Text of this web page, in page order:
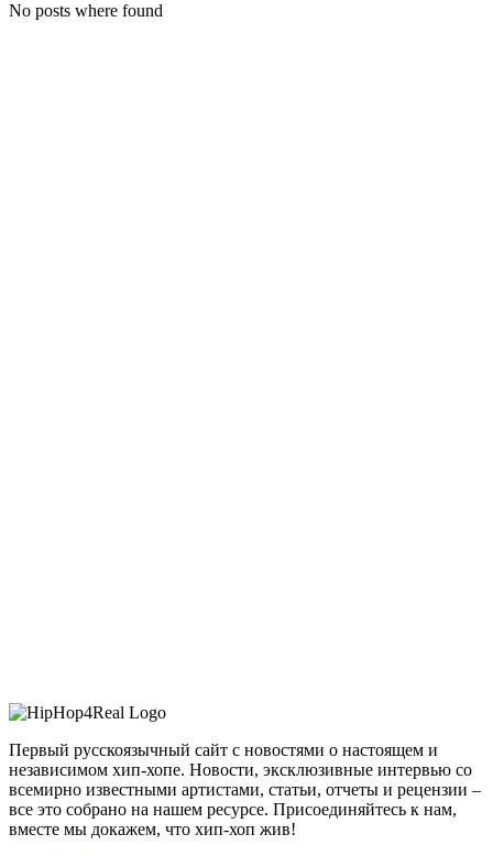
No posts where found
Первый русскоязычный сайт с новостями о настоящем и
независимом хип-хопе. Новости, эксклюзивные интервью со
всемирно известными артистами, статьи, отчеты и рецензии –
все это собрано на нашем ресурсе. Присоединяйтесь к нам,
вместе мы докажем, что хип-хоп жив!